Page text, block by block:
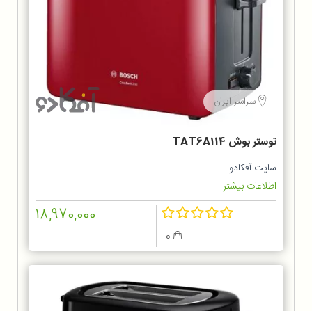
سراسر ایران
توستر بوش TAT6A114
سایت آفکادو
اطلاعات بیشتر...
18,970,000